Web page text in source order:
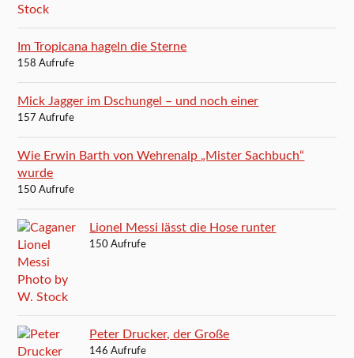
Im Tropicana hageln die Sterne
158 Aufrufe
Mick Jagger im Dschungel – und noch einer
157 Aufrufe
Wie Erwin Barth von Wehrenalp „Mister Sachbuch“
wurde
150 Aufrufe
Lionel Messi lässt die Hose runter
150 Aufrufe
Peter Drucker, der Große
146 Aufrufe